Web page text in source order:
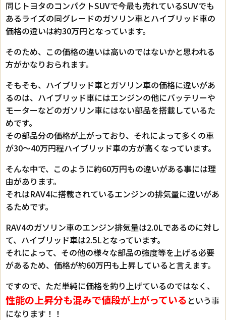
同じトヨタのコンパクトSUVで今最も売れているSUVでも
あるライズの同グレードのガソリン車とハイブリッド車の
価格の違いは約30万円となっています。
そのため、この価格の違いは高いのではないかと思われる
方がかなりおられます。
そもそも、ハイブリッド車とガソリン車の価格に違いがあ
るのは、ハイブリッド車にはエンジンの他にバッテリーや
モーターなどのガソリン車にはない部品を搭載しているた
めです。
その部品分の価格が上がっており、それによって多くの車
が30～40万円程ハイブリッド車の方が高くなっています。
そんな中で、このように約60万円もの違いがある事には理
由があります。
それはRAV4に搭載されているエンジンの排気量に違いがあ
るためです。
RAV4のガソリン車のエンジン排気量は2.0Lであるのに対し
て、ハイブリッド車は2.5Lとなっています。
それによって、その他の様々な部品の強度等を上げる必要
があるため、価格が約60万円も上昇していると言えます。
ですので、ただ単純に価格を釣り上げているのではなく、
性能の上昇分も混みで値段が上がっている という事
になります！！